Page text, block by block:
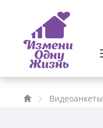
Видеоанкеты